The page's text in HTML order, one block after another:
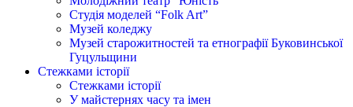
Студія моделей “Folk Art”
Музей коледжу
Музей старожитностей та етнографії Буковинської
Гуцульщини
Стежками історії
Стежками історії
У майстернях часу та імен